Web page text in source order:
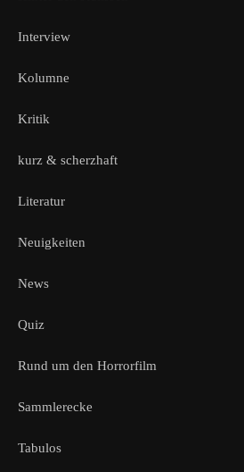
Interview
Kolumne
Kritik
kurz & scherzhaft
Literatur
Neuigkeiten
News
Quiz
Rund um den Horrorfilm
Sammlerecke
Tabulos